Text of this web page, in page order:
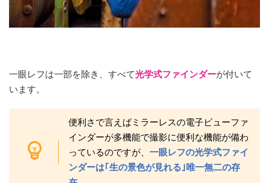
一眼レフは一部を除き、すべて光学式ファインダーが付いて
います。
便利さで言えばミラーレスの電子ビューファ
インダーが多機能で撮影に便利な機能が備わ
っているのですが、 一眼レフの光学式ファイ
ンダーは｢生の景色が見れる｣唯一無二の存